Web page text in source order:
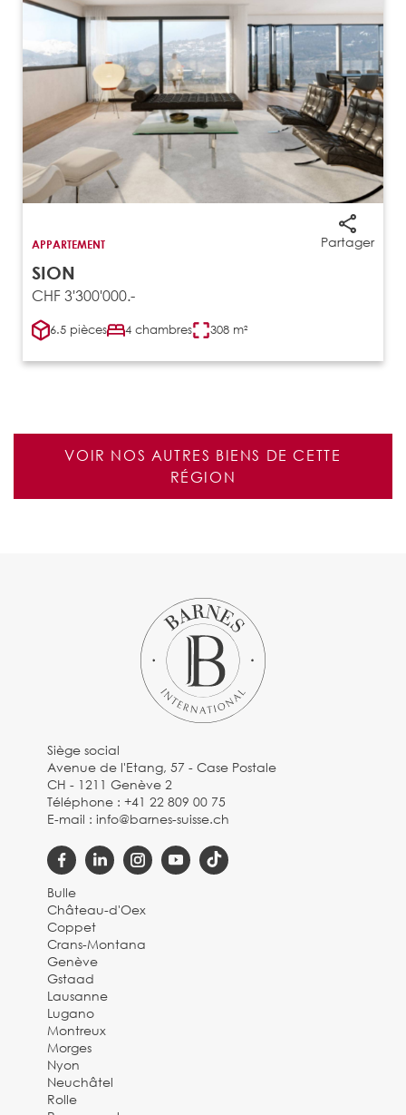
Partager
APPARTEMENT
SION
CHF 3'300'000.-
6.5 pièces 4 chambres 308 m²
VOIR NOS AUTRES BIENS DE CETTE
RÉGION
Siège social
Avenue de l'Etang, 57 - Case Postale
CH - 1211 Genève 2
Téléphone :+41 22 809 00 75
E-mail :info@barnes-suisse.ch
Bulle
Château-d'Oex
Coppet
Crans-Montana
Genève
Gstaad
Lausanne
Lugano
Montreux
Morges
Nyon
Neuchâtel
Rolle